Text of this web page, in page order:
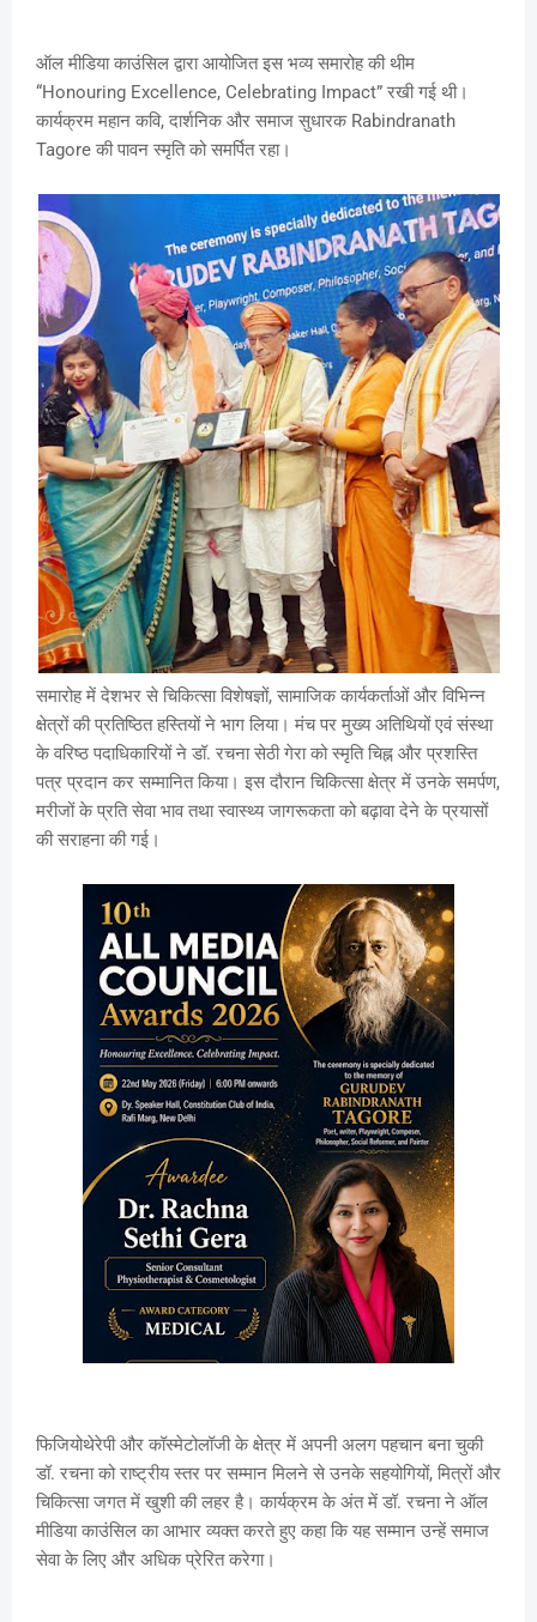
ऑल मीडिया काउंसिल द्वारा आयोजित इस भव्य समारोह की थीम
“Honouring Excellence, Celebrating Impact” रखी गई थी।
कार्यक्रम महान कवि, दार्शनिक और समाज सुधारक Rabindranath
Tagore की पावन स्मृति को समर्पित रहा।
समारोह में देशभर से चिकित्सा विशेषज्ञों, सामाजिक कार्यकर्ताओं और विभिन्न
क्षेत्रों की प्रतिष्ठित हस्तियों ने भाग लिया। मंच पर मुख्य अतिथियों एवं संस्था
के वरिष्ठ पदाधिकारियों ने डॉ. रचना सेठी गेरा को स्मृति चिह्न और प्रशस्ति
पत्र प्रदान कर सम्मानित किया। इस दौरान चिकित्सा क्षेत्र में उनके समर्पण,
मरीजों के प्रति सेवा भाव तथा स्वास्थ्य जागरूकता को बढ़ावा देने के प्रयासों
की सराहना की गई।
फिजियोथेरेपी और कॉस्मेटोलॉजी के क्षेत्र में अपनी अलग पहचान बना चुकी
डॉ. रचना को राष्ट्रीय स्तर पर सम्मान मिलने से उनके सहयोगियों, मित्रों और
चिकित्सा जगत में खुशी की लहर है। कार्यक्रम के अंत में डॉ. रचना ने ऑल
मीडिया काउंसिल का आभार व्यक्त करते हुए कहा कि यह सम्मान उन्हें समाज
सेवा के लिए और अधिक प्रेरित करेगा।